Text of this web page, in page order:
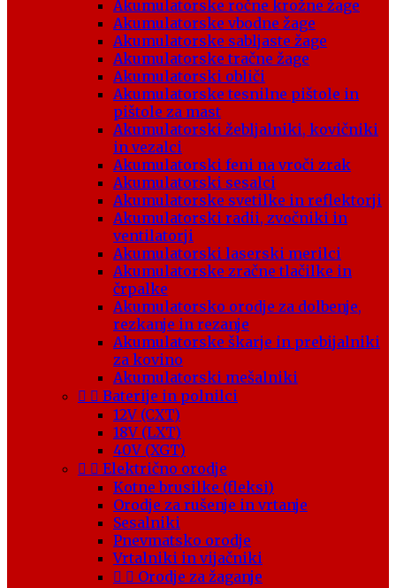
Akumulatorske ročne krožne žage
Akumulatorske vbodne žage
Akumulatorske sabljaste žage
Akumulatorske tračne žage
Akumulatorski obliči
Akumulatorske tesnilne pištole in
pištole za mast
Akumulatorski žebljalniki, kovičniki
in vezalci
Akumulatorski feni na vroči zrak
Akumulatorski sesalci
Akumulatorske svetilke in reflektorji
Akumulatorski radii, zvočniki in
ventilatorji
Akumulatorski laserski merilci
Akumulatorske zračne tlačilke in
črpalke
Akumulatorsko orodje za dolbenje,
rezkanje in rezanje
Akumulatorske škarje in prebijalniki
za kovino
Akumulatorski mešalniki
  Baterije in polnilci
12V (CXT)
18V (LXT)
40V (XGT)
  Električno orodje
Kotne brusilke (fleksi)
Orodje za rušenje in vrtanje
Sesalniki
Pnevmatsko orodje
Vrtalniki in vijačniki
  Orodje za žaganje